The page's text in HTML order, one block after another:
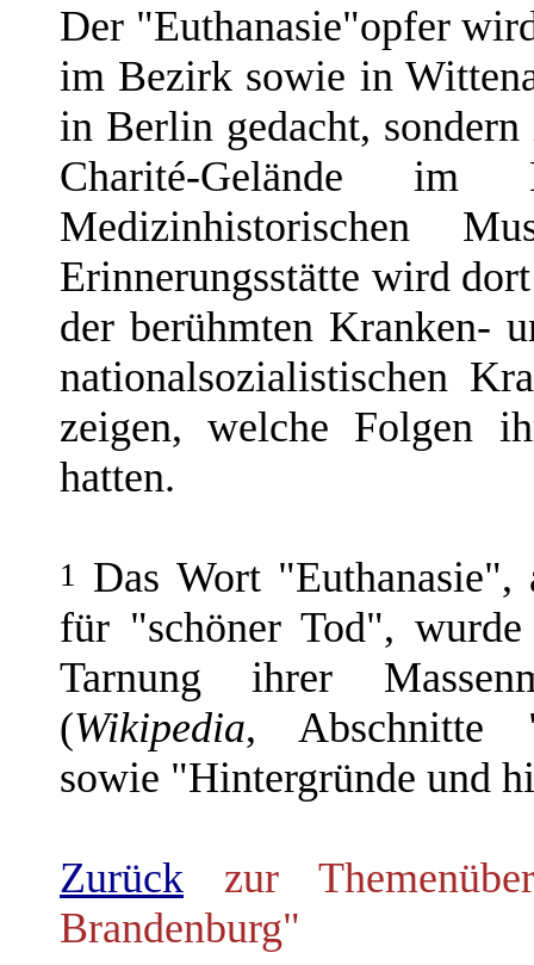
Der "Euthanasie"opfer
im Bezirk sowie in
in Berlin gedacht,
Charité-Gelände
Medizinhistorischen
Erinnerungsstätte wird
der berühmten Kranken-
nationalsozialistischen
zeigen, welche Folgen
hatten.
1
Das Wort "Euthanasie",
für "schöner Tod",
Tarnung ihrer
(Wikipedia, Abschnitte
sowie "Hintergründe und
Zurück zur
Brandenburg"